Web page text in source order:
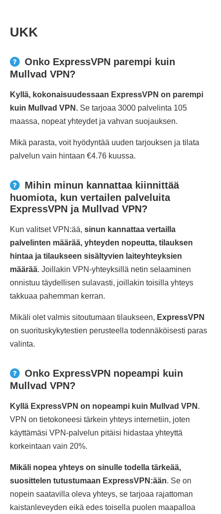
UKK
Onko ExpressVPN parempi kuin
Mullvad VPN?
Kyllä, kokonaisuudessaan ExpressVPN on parempi
kuin Mullvad VPN. Se tarjoaa 3000 palvelinta 105
maassa, nopeat yhteydet ja vahvan suojauksen.
Mikä parasta, voit hyödyntää uuden tarjouksen ja tilata
palvelun vain hintaan €4.76 kuussa.
Mihin minun kannattaa kiinnittää
huomiota, kun vertailen palveluita
ExpressVPN ja Mullvad VPN?
Kun valitset VPN:ää, sinun kannattaa vertailla
palvelinten määrää, yhteyden nopeutta, tilauksen
hintaa ja tilaukseen sisältyvien laiteyhteyksien
määrää. Joillakin VPN-yhteyksillä netin selaaminen
onnistuu täydellisen sulavasti, joillakin toisilla yhteys
takkuaa pahemman kerran.
Mikäli olet valmis sitoutumaan tilaukseen, ExpressVPN
on suorituskykytestien perusteella todennäköisesti paras
valinta.
Onko ExpressVPN nopeampi kuin
Mullvad VPN?
Kyllä ExpressVPN on nopeampi kuin Mullvad VPN .
VPN on tietokoneesi tärkein yhteys internetiin, joten
käyttämäsi VPN-palvelun pitäisi hidastaa yhteyttä
korkeintaan vain 20%.
Mikäli nopea yhteys on sinulle todella tärkeää,
suosittelen tutustumaan ExpressVPN:ään. Se on
nopein saatavilla oleva yhteys, se tarjoaa rajattoman
kaistanleveyden eikä edes toisella puolen maapalloa